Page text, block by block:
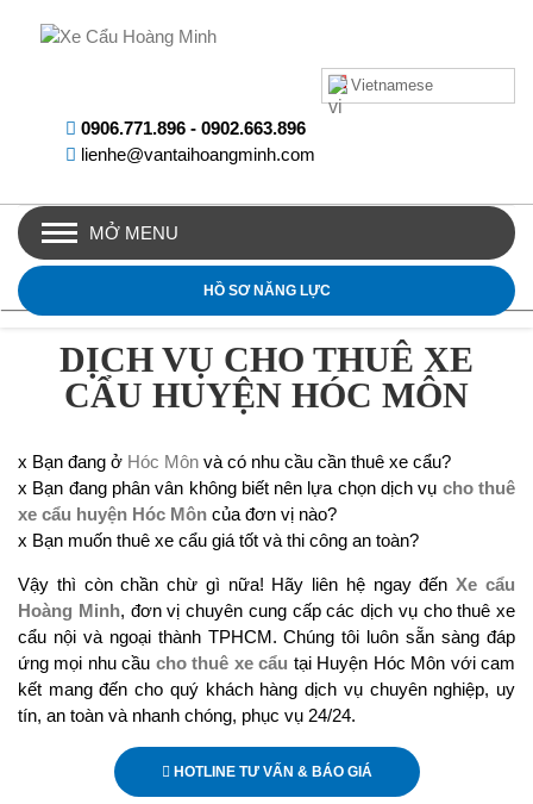
Vietnamese
0906.771.896 - 0902.663.896
lienhe@vantaihoangminh.com
MỞ MENU
HỒ SƠ NĂNG LỰC
DỊCH VỤ CHO THUÊ XE
CẨU HUYỆN HÓC MÔN
x Bạn đang ở Hóc Môn và có nhu cầu cần thuê xe cẩu?
x Bạn đang phân vân không biết nên lựa chọn dịch vụ cho thuê
xe cẩu huyện Hóc Môn của đơn vị nào?
x Bạn muốn thuê xe cẩu giá tốt và thi công an toàn?
Vậy thì còn chần chừ gì nữa! Hãy liên hệ ngay đếnXe cẩu
Hoàng Minh, đơn vị chuyên cung cấp các dịch vụ cho thuê xe
cẩu nội và ngoại thành TPHCM. Chúng tôi luôn sẵn sàng đáp
ứng mọi nhu cầu cho thuê xe cẩu tại Huyện Hóc Môn với cam
kết mang đến cho quý khách hàng dịch vụ chuyên nghiệp, uy
tín, an toàn và nhanh chóng, phục vụ 24/24.
HOTLINE TƯ VẤN & BÁO GIÁ